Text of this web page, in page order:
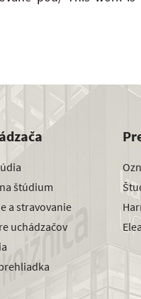
štúdium
a stravovanie
uchádzačov